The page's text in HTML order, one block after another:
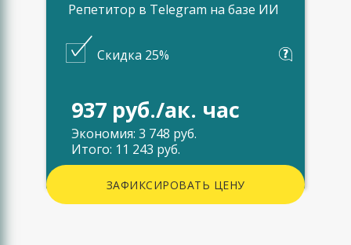
Репетитор в Telegram на базе ИИ
Скидка 25%
937 руб./ак. час
Экономия: 3 748 руб.
Итого: 11 243 руб.
ЗАФИКСИРОВАТЬ ЦЕНУ